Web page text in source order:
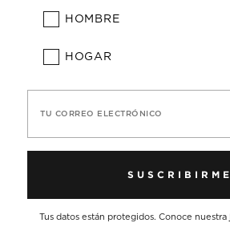
HOMBRE
HOGAR
TU CORREO ELECTRÓNICO
SUSCRIBIRME
Tus datos están protegidos. Conoce nuestra